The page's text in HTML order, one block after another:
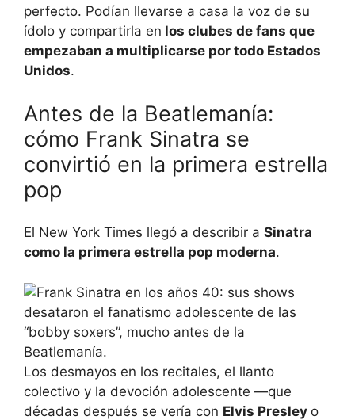
perfecto. Podían llevarse a casa la voz de su
ídolo y compartirla en los clubes de fans que
empezaban a multiplicarse por todo Estados
Unidos.
Antes de la Beatlemanía:
cómo Frank Sinatra se
convirtió en la primera estrella
pop
El New York Times llegó a describir a Sinatra
como la primera estrella pop moderna.
Los desmayos en los recitales, el llanto
colectivo y la devoción adolescente —que
décadas después se vería con Elvis Presley o